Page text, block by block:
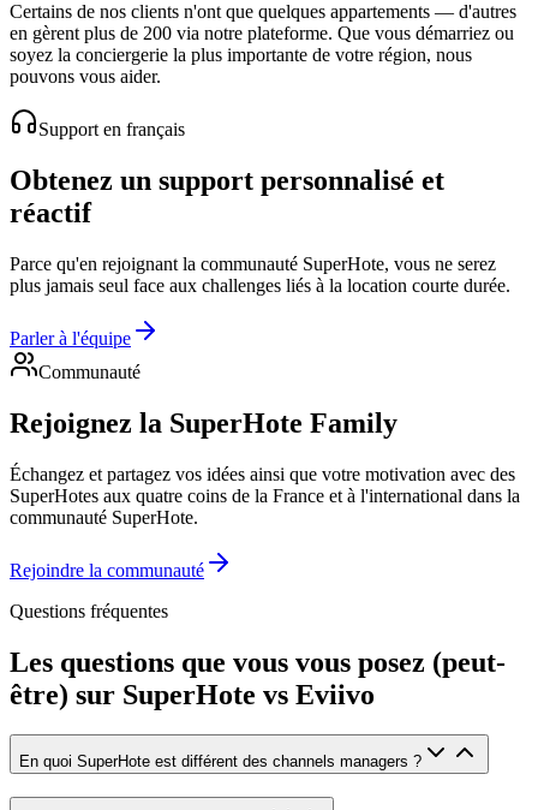
Certains de nos clients n'ont que quelques appartements — d'autres
en gèrent plus de 200 via notre plateforme. Que vous démarriez ou
soyez la conciergerie la plus importante de votre région, nous
pouvons vous aider.
Support en français
Obtenez un support personnalisé et
réactif
Parce qu'en rejoignant la communauté SuperHote, vous ne serez
plus jamais seul face aux challenges liés à la location courte durée.
Parler à l'équipe
Communauté
Rejoignez la SuperHote Family
Échangez et partagez vos idées ainsi que votre motivation avec des
SuperHotes aux quatre coins de la France et à l'international dans la
communauté SuperHote.
Rejoindre la communauté
Questions fréquentes
Les questions que vous vous posez (peut-
être) sur SuperHote vs Eviivo
En quoi SuperHote est différent des channels managers ?